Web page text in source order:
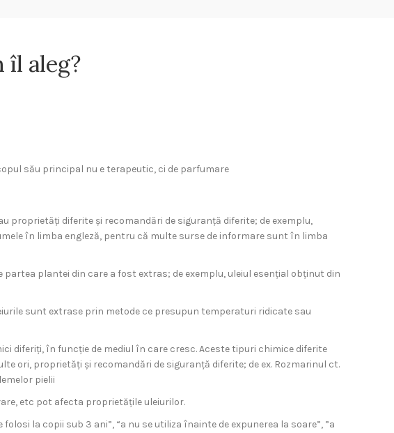
îl aleg?
său principal nu e terapeutic, ci de parfumare
proprietăți diferite și recomandări de siguranță diferite; de exemplu,
în limba engleză, pentru că multe surse de informare sunt în limba
plantei din care a fost extras; de exemplu, uleiul esențial obținut din
sunt extrase prin metode ce presupun temperaturi ridicate sau
diferiți, în funcție de mediul în care cresc. Aceste tipuri chimice diferite
ori, proprietăți și recomandări de siguranță diferite; de ex. Rozmarinul ct.
pielii
etc pot afecta proprietățile uleiurilor.
la copii sub 3 ani”, “a nu se utiliza înainte de expunerea la soare”, ”a